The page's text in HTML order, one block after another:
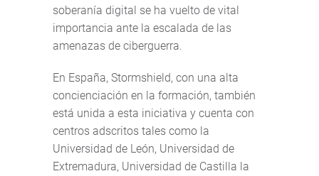
soberanía digital se ha vuelto de vital
importancia ante la escalada de las
amenazas de ciberguerra.
En España, Stormshield, con una alta
concienciación en la formación, también
está unida a esta iniciativa y cuenta con
centros adscritos tales como la
Universidad de León, Universidad de
Extremadura, Universidad de Castilla la